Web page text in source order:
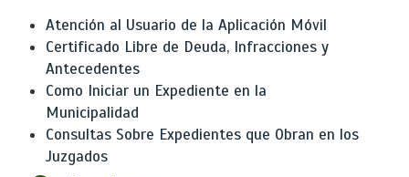
Atención al Usuario de la Aplicación Móvil
Certificado Libre de Deuda, Infracciones y
Antecedentes
Como Iniciar un Expediente en la
Municipalidad
Consultas Sobre Expedientes que Obran en los
Juzgados